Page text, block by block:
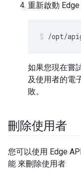
重新啟動 Edge
/opt/
如果您現在嘗
及使用者的電
敗。
刪除使用者
您可以使用 Edge
能 來刪除使用者